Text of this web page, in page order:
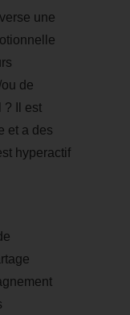
une
de
? Il est
et a des
hyperactif